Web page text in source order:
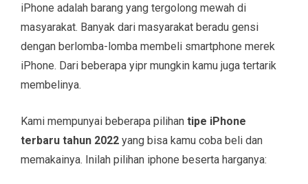
iPhone adalah barang yang tergolong mewah di
masyarakat. Banyak dari masyarakat beradu gensi
dengan berlomba-lomba membeli smartphone merek
iPhone. Dari beberapa yipr mungkin kamu juga tertarik
membelinya.
Kami mempunyai beberapa pilihan tipe iPhone
terbaru tahun 2022 yang bisa kamu coba beli dan
memakainya. Inilah pilihan iphone beserta harganya: